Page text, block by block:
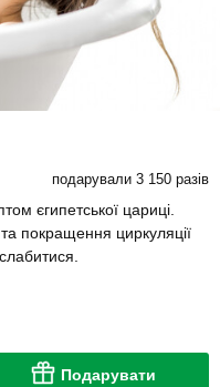
подарували 3 150 разів
єгипетської цариці.
покращення циркуляції
Подарувати